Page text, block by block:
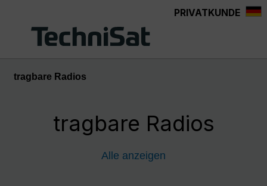
PRIVATKUNDE
tragbare Radios
tragbare Radios
Alle anzeigen